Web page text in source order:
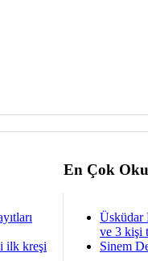
En Çok
ilk kreşi
Üsküdar
ve 3 kişi
Sinem